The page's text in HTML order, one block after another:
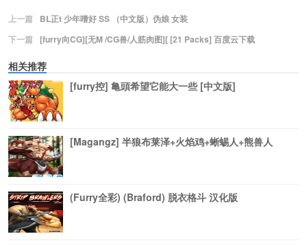
上一篇
BL正t 少年嗜好 SS （中文版）伪娘 女装
下一篇
[furry向CG][无M /CG兽/人筋肉图][ [21 Packs] 百度云下载
相关推荐
[furry控] 亀頭希望它能大一些 [中文版]
[Magangz] 半狼布莱泽+火焰鸡+蜥蜴人+熊兽人
(Furry全彩) (Braford) 脱衣格斗 汉化版